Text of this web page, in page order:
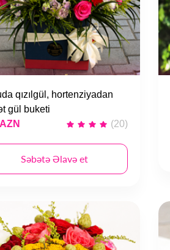
qızılgül, hortenziyadan
gül buketi
(20)
Səbətə Əlavə et